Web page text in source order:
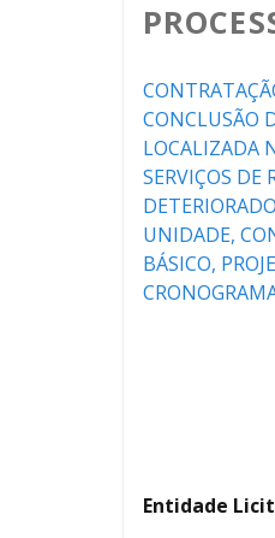
CONCLUSÃO
LOCALIZADA
SERVIÇOS DE
UNIDADE,
BÁSICO,
Entidade